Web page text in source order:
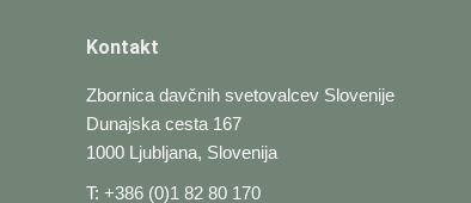
Kontakt
Zbornica davčnih svetovalcev Slovenije
Dunajska cesta 167
1000 Ljubljana, Slovenija
T: +386 (0)1 82 80 170